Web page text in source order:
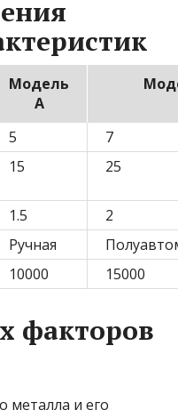
Модель
А
5
7
15 25
1.5
2
Ручная
10000 15000
факторов
металла и его